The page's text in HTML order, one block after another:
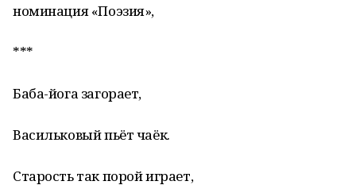
номинация «Поэзия»,
***
Баба-йога загорает,
Васильковый пьёт чаёк.
Старость так порой играет,